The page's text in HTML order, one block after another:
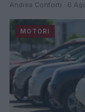
Andrea Conforti · 6
MOTORI